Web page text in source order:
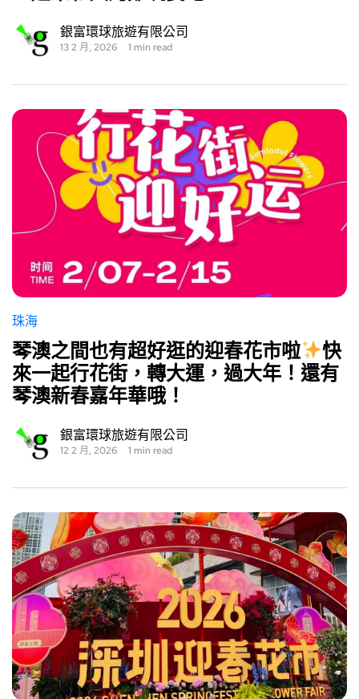
銀富環球旅遊有限公司
13 2 月, 2026 1 min read
珠海
琴澳之間也有超好逛的迎春花市啦
快
來一起行花街，轉大運，過大年！還有
琴澳新春嘉年華哦！
銀富環球旅遊有限公司
12 2 月, 2026 1 min read